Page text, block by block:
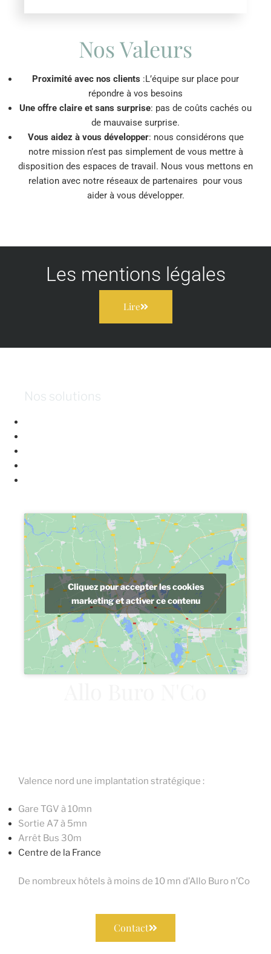
Nos Valeurs
Proximité avec nos clients :L’équipe sur place pour
répondre à vos besoins
Une offre claire et sans surprise: pas de coûts cachés ou
de mauvaise surprise.
Vous aidez à vous développer: nous considérons que
notre mission n’est pas simplement de vous mettre à
disposition des espaces de travail. Nous vous mettons en
relation avec notre réseaux de partenaires pour vous
aider à vous développer.
Les mentions légales
Lire
Valence nord une implantation stratégique :
Gare TGV à 10mn
Sortie A7 à 5mn
Arrêt Bus 30m
Centre de la France
De nombreux hôtels à moins de 10 mn d’Allo Buro n’Co
Contact
Nos solutions
Cliquez pour accepter les cookies
marketing et activer ce contenu